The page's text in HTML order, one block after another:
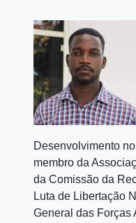
Desenvolvimento
membro da
da Comissão da
Luta de Libertação
General das Forças